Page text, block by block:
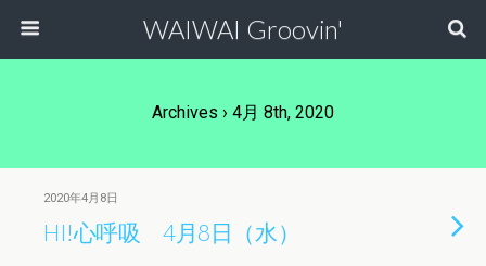
WAIWAI Groovin'
Archives › 4月 8th, 2020
2020年4月8日
HI!心呼吸 4月8日（水）